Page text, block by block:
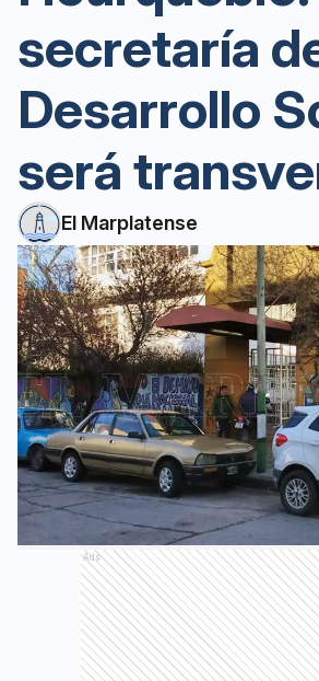
secretaría
Desarrollo
será
El Marplatense
Ads